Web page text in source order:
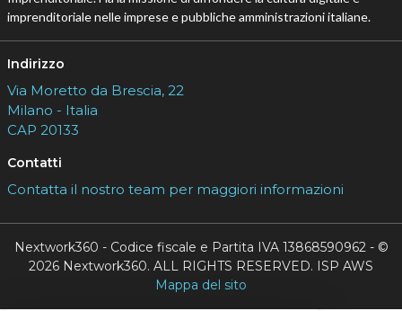
imprenditoriale nelle imprese e pubbliche amministrazioni italiane.
Indirizzo
Via Moretto da Brescia, 22
Milano - Italia
CAP 20133
Contatti
Contatta il nostro team per maggiori informazioni
Nextwork360 - Codice fiscale e Partita IVA 13868590962 - ©
2026 Nextwork360. ALL RIGHTS RESERVED. ISP AWS
Mappa del sito